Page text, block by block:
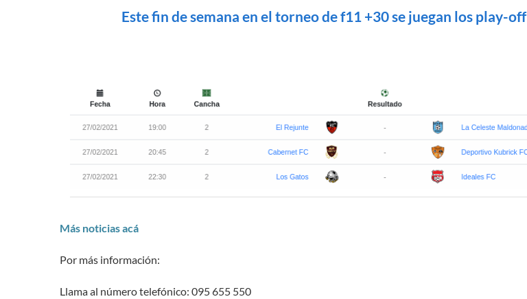
Este fin de semana en el torneo de f11 +30 se juegan los play-off
Más noticias acá
Por más información:
Llama al número telefónico: 095 655 550